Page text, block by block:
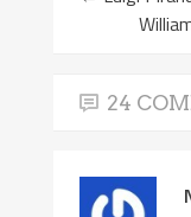
24